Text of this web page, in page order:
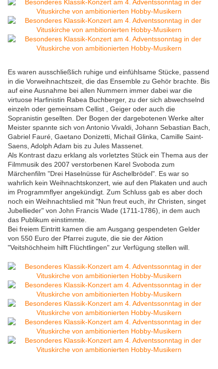
Es waren ausschließlich ruhige und einfühlsame Stücke, passend
in die Vorweihnachtszeit, die das Ensemble zu Gehör brachte. Bis
auf eine Ausnahme bei allen Nummern immer dabei war die
virtuose Harfinistin Rabea Buchberger, zu der sich abwechselnd
einzeln oder gemeinsam Cellist , Geiger oder auch die
Sopranistin gesellten. Der Bogen der dargebotenen Werke alter
Meister spannte sich von Antonio Vivaldi, Johann Sebastian Bach,
Gabriel Fauré, Gaetano Donizetti, Michail Glinka, Camille Saint-
Saens, Adolph Adam bis zu Jules Massenet.
Als Kontrast dazu erklang als vorletztes Stück ein Thema aus der
Filmmusik des 2007 verstorbenen Karel Svoboda zum
Märchenfilm "Drei Haselnüsse für Aschelbrödel". Es war so
wahrlich kein Weihnachtskonzert, wie auf den Plakaten und auch
im Programmflyer angekündigt. Zum Schluss gab es aber doch
noch ein Weihnachtslied mit "Nun freut euch, ihr Christen, singet
Jubellieder" von John Francis Wade (1711-1786), in dem auch
das Publikum einstimmte.
Bei freiem Eintritt kamen die am Ausgang gespendeten Gelder
von 550 Euro der Pfarrei zugute, die sie der Aktion
"Veitshöchheim hilft Flüchtlingen" zur Verfügung stellen will.